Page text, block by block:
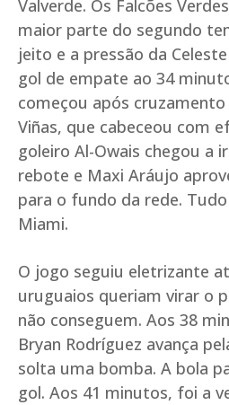
Valverde. Os Falcões
maior parte do segundo
jeito e a pressão da
gol de empate ao 34
começou após
Viñas, que cabeceou com
goleiro Al-Owais chegou a
rebote e Maxi Aráujo
para o fundo da rede.
Miami.
O jogo seguiu eletrizante
uruguaios queriam virar o
não conseguem. Aos 38
Bryan Rodríguez avança
solta uma bomba. A bola
gol. Aos 41 minutos, foi a